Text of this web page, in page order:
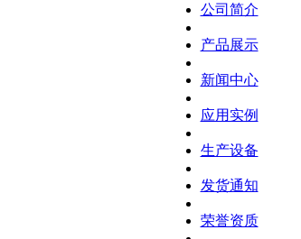
公司简介
产品展示
新闻中心
应用实例
生产设备
发货通知
荣誉资质